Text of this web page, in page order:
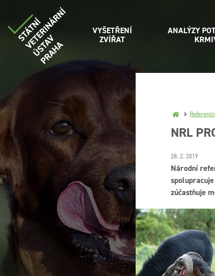
VYŠETŘENÍ
ZVÍŘAT
ANALÝZY
NRL
28. 2. 2019
Národní
zúčastňuje